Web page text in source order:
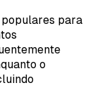
para
o